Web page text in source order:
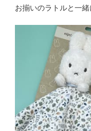
お揃いのラトルと一